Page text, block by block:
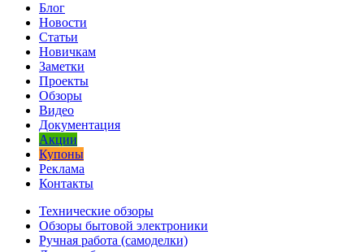
Блог
Новости
Статьи
Новичкам
Заметки
Проекты
Обзоры
Видео
Документация
Акции
Купоны
Реклама
Контакты
Технические обзоры
Обзоры бытовой электроники
Ручная работа (самоделки)